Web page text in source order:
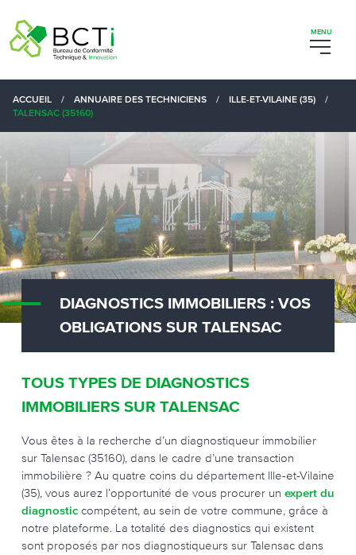
ACCUEIL / ANNUAIRE DES TECHNICIENS / ILLE-ET-VILAINE (35)
/
TALENSAC (35160)
DIAGNOSTICS IMMOBILIERS : VOS
OBLIGATIONS SUR TALENSAC
TOUS TYPES DE DIAGNOSTICS
IMMOBILIERS SUR TALENSAC
Vous êtes à la recherche d’un diagnostiqueur immobilier
sur Talensac (35160), dans le cadre d’une transaction
immobilière ? Au quatre coins du département Ille-et-Vilaine
(35), vous aurez l’opportunité de vous procurer un expert du
diagnostic compétent, au sein de votre commune, grâce à
notre plateforme. La totalité des diagnostics qui existent
sont proposés par nos diagnostiqueurs sur Talensac dans